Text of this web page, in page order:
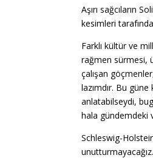
Aşırı sağcıların
kesimleri
Farklı kültür ve
rağmen sürmesi,
çalışan
lazımdır. Bu
anlatabilseydi,
hala gündemdeki
Schleswig-